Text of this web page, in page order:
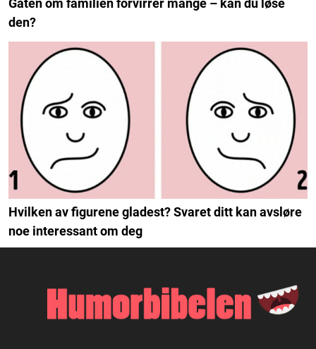
Gåten om familien forvirrer mange – kan du løse
den?
Hvilken av figurene gladest? Svaret ditt kan avsløre
noe interessant om deg